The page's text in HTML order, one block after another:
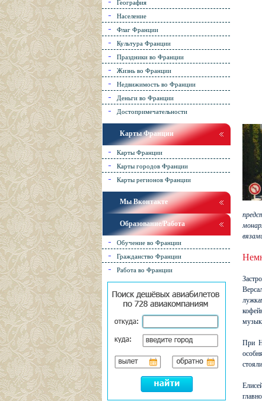
При
География
Население
Флаг Франции
Культура Франции
Праздники во Франции
Жизнь во Франции
Недвижимость во Франции
Деньги во Франции
Достопримечательности
Карты Франции
Карты Франции
Карты городов Франции
Карты регионов Франции
Мы Вконтакте
Образование/Работа
Обучение во Франции
Гражданство Франции
Работа во Франции